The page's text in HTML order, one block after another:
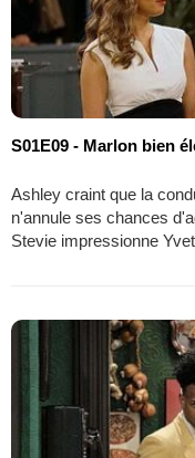
S01E09 - Marlon bien
Ashley craint que la
n'annule ses chances
Stevie impressionne